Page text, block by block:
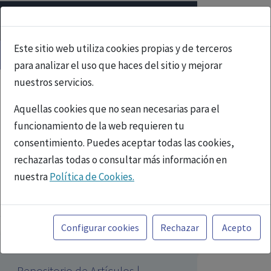
Este sitio web utiliza cookies propias y de terceros
para analizar el uso que haces del sitio y mejorar
nuestros servicios.
Aquellas cookies que no sean necesarias para el
funcionamiento de la web requieren tu
consentimiento. Puedes aceptar todas las cookies,
rechazarlas todas o consultar más información en
nuestraPolítica de Cookies.
Toda la información incluida en la Página Web está
referida a productos del mercado español y, por
tanto, dirigida a profesionales sanitarios legalmente
facultados para prescribir o dispensar medicamentos
Configurar cookies Rechazar Acepto